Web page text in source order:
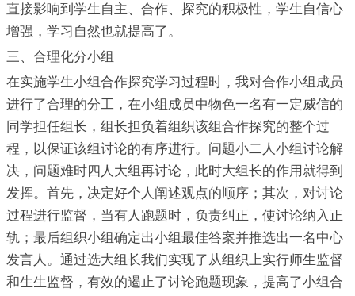
直接影响到学生自主、合作、探究的积极性，学生自信心
增强，学习自然也就提高了。
三、合理化分小组
在实施学生小组合作探究学习过程时，我对合作小组成员
进行了合理的分工，在小组成员中物色一名有一定威信的
同学担任组长，组长担负着组织该组合作探究的整个过
程，以保证该组讨论的有序进行。问题小二人小组讨论解
决，问题难时四人大组再讨论，此时大组长的作用就得到
发挥。首先，决定好个人阐述观点的顺序；其次，对讨论
过程进行监督，当有人跑题时，负责纠正，使讨论纳入正
轨；最后组织小组确定出小组最佳答案并推选出一名中心
发言人。通过选大组长我们实现了从组织上实行师生监督
和生生监督，有效的遏止了讨论跑题现象，提高了小组合